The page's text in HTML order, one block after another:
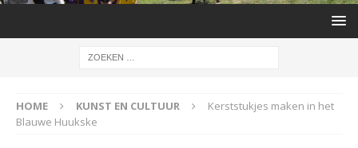
HOME KUNST EN CULTUUR
Kerststukjes maken in het
Blauwe Huukske